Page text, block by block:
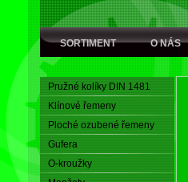
SORTIMENT O NÁS
Pružné kolíky DIN 1481
Klínové řemeny
Ploché ozubené řemeny
Gufera
O-kroužky